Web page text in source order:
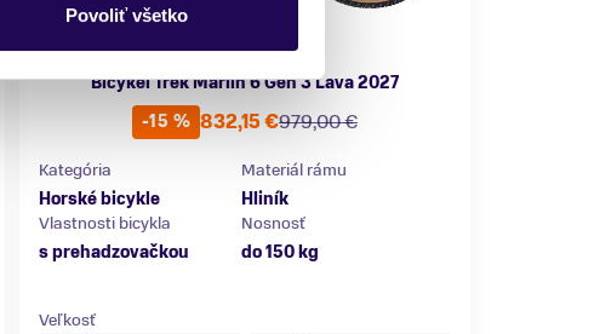
Povoliť všetko
Bicykel Trek Marlin 6 Gen 3 Lava 2027
-15 %
979,00 €
832,15 €
Kategória
Horské bicykle
Materiál rámu
Hliník
Vlastnosti bicykla
s prehadzovačkou
Nosnosť
do 150 kg
Veľkosť